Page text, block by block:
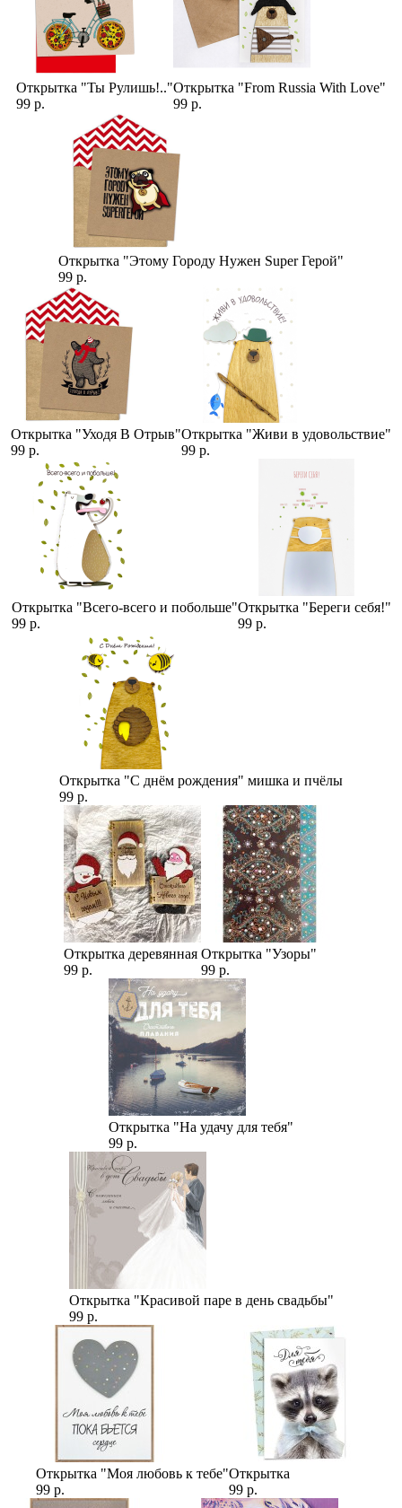
Открытка "Ты Рулишь!.."
99 р.
Открытка "From Russia With Love"
99 р.
Открытка "Этому Городу Нужен Super Герой"
99 р.
Открытка "Уходя В Отрыв"
99 р.
Открытка "Живи в удовольствие"
99 р.
Открытка "Всего-всего и побольше"
99 р.
Открытка "Береги себя!"
99 р.
Открытка "С днём рождения" мишка и пчёлы
99 р.
Открытка деревянная
99 р.
Открытка "Узоры"
99 р.
Открытка "На удачу для тебя"
99 р.
Открытка "Красивой паре в день свадьбы"
99 р.
Открытка "Моя любовь к тебе"
99 р.
Открытка
99 р.